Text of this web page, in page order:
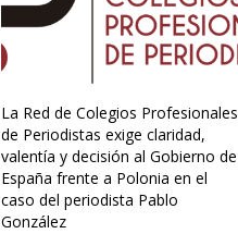
La Red de Colegios Profesionales
de Periodistas exige claridad,
valentía y decisión al Gobierno de
España frente a Polonia en el
caso del periodista Pablo
González